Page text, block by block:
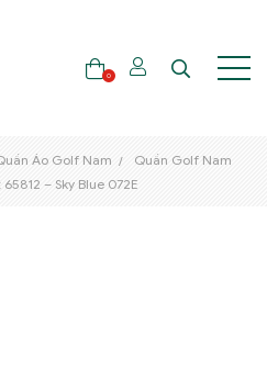
0
Áo Golf Nam
Quần Golf Nam
– Sky Blue 072E